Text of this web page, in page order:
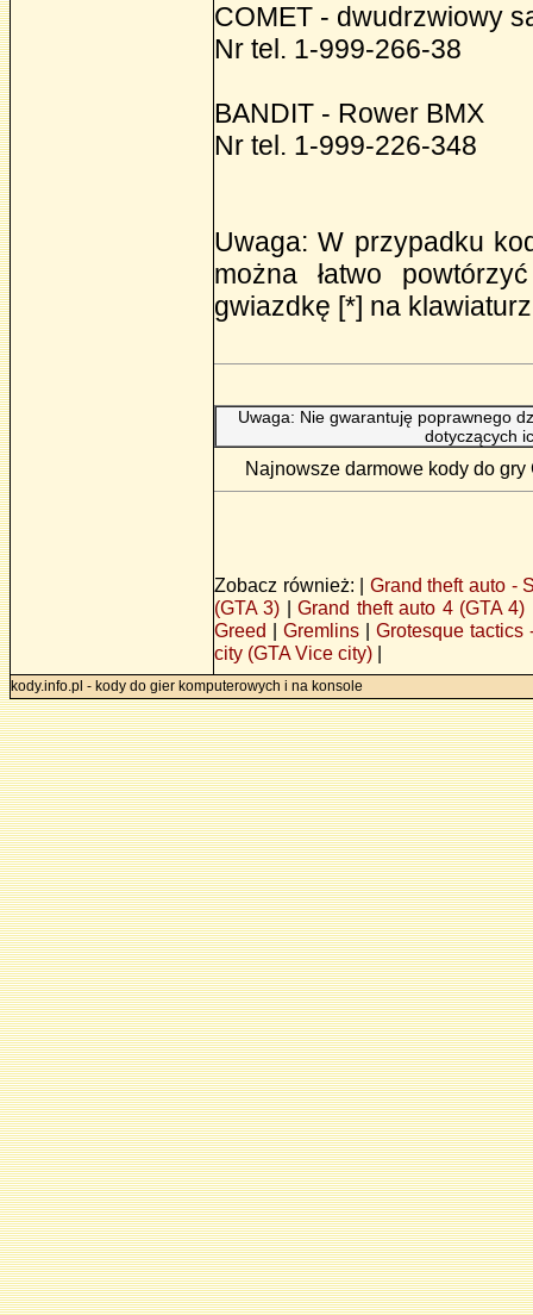
COMET - dwudrzwiowy
Nr tel. 1-999-266-38
BANDIT - Rower BMX
Nr tel. 1-999-226-348
Uwaga: W przypadku
można łatwo
gwiazdkę [*] na
Uwaga: Nie gwarantuję poprawnego
dotyczących
Najnowsze darmowe kody do
Zobacz również: | Grand theft auto -
(GTA 3) |Grand theft auto 4 (GTA 4)
Greed | Gremlins| Grotesque tactics
city (GTA Vice city) |
kody.info.pl - kody do gier komputerowych i na konsole